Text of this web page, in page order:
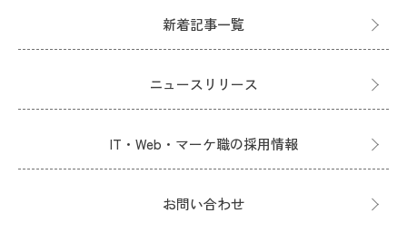
新着記事一覧
ニュースリリース
IT・Web・マーケ職の採用情報
お問い合わせ